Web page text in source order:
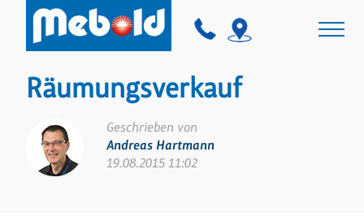
Räumungsverkauf
Geschrieben von
Andreas Hartmann
19.08.2015 11:02